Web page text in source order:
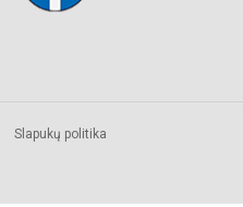
Slapukų politika